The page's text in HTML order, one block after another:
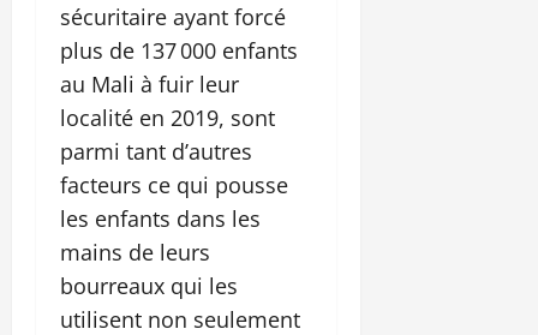
sécuritaire ayant forcé
plus de 137 000 enfants
au Mali à fuir leur
localité en 2019, sont
parmi tant d’autres
facteurs ce qui pousse
les enfants dans les
mains de leurs
bourreaux qui les
utilisent non seulement